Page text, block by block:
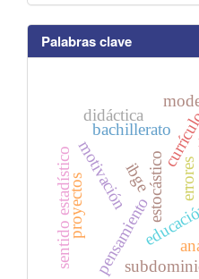
Palabras clave
bachillerato
pensamiento
estocástico
motivación
sentido estadístico ibge errores
didáctica
proyectos